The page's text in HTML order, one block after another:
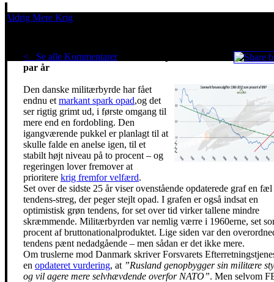
Aldrig Mere Krig
< Se alle KommentarerDanmark opruster vildt i et
par år
Den danske militærbyrde har fået
endnu et markant spark opad,og det
ser rigtig grimt ud, i første omgang til
mere end en fordobling. Den
igangværende pukkel er planlagt til at
skulle falde en anelse igen, til et
stabilt højt niveau på to procent – og
regeringen lover fremover at
prioritere krig fremfor velfærd.
Set over de sidste 25 år viser ovenstående opdaterede graf en
tendens-streg, der peger stejlt opad. I grafen er også indsat en
optimistisk grøn tendens, for set over tid virker tallene mindre
skræmmende. Militærbyrden var nemlig værre i 1960erne, set
procent af bruttonationalproduktet. Lige siden var den
tendens pænt nedadgående – men sådan er det ikke mere.
Om truslerne mod Danmark skriver Forsvarets
en opdateret vurdering, at ”Rusland genopbygger sin militære
og vil agere mere selvhævdende overfor NATO”. Men selvom